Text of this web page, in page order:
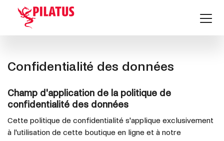
Confidentialité des données
Champ d'application de la politique de
confidentialité des données
Cette politique de confidentialité s'applique exclusivement
à l'utilisation de cette boutique en ligne et à notre